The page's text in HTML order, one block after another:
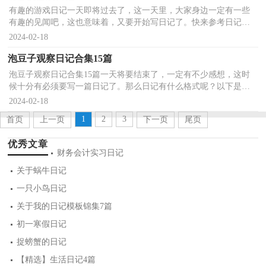
有趣的游戏日记一天即将过去了，这一天里，大家身边一定有一些
有趣的见闻吧，这也意味着，又要开始写日记了。快来参考日记是
怎么写的吧，下面是小编精心整理的有趣的游戏日记，欢迎阅读...
2024-02-18
泡豆子观察日记合集15篇
泡豆子观察日记合集15篇一天将要结束了，一定有不少感想，这时
候十分有必须要写一篇日记了。那么日记有什么格式呢？以下是小
编为大家整理的泡豆子观察日记，仅供参考，大家一起来看看...
2024-02-18
首页 上一页 1 2 3 下一页 尾页
优秀文章
财务会计实习日记
关于蜗牛日记
一只小鸟日记
关于我的日记模板锦集7篇
初一寒假日记
捉螃蟹的日记
【精选】生活日记4篇